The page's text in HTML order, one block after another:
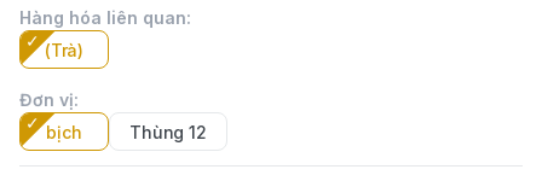
Hàng hóa liên quan:
(Trà)
Đơn vị:
bịch
Thùng 12